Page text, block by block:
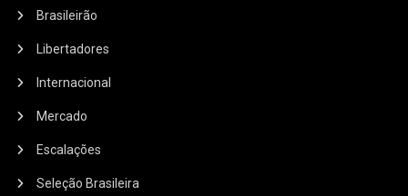
Brasileirão
Libertadores
Internacional
Mercado
Escalações
Seleção Brasileira